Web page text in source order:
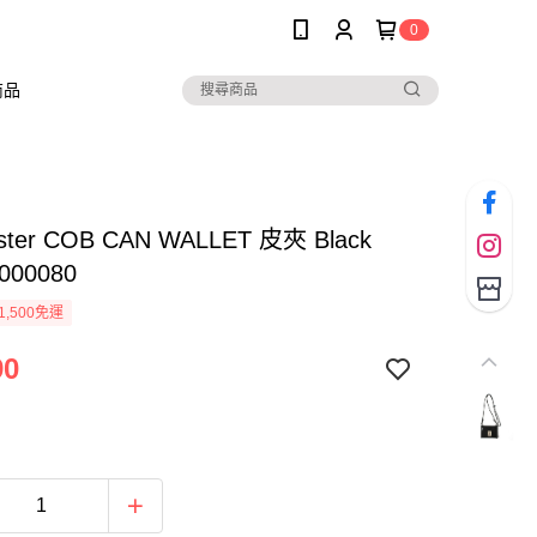
0
COB CAN WALLET 皮夾 Black
免運